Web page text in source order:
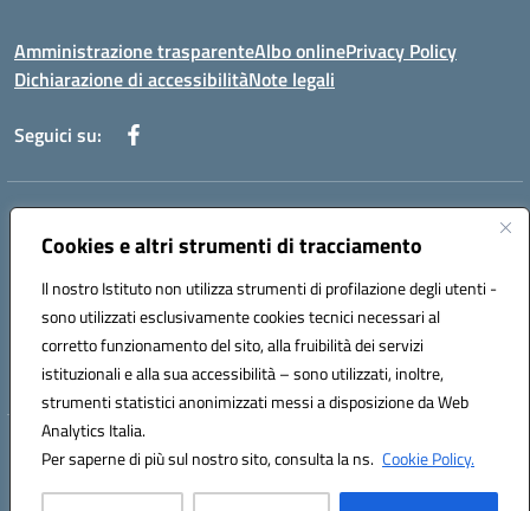
Cookies e altri strumenti di tracciamento
Il nostro Istituto non utilizza strumenti di profilazione degli utenti -
sono utilizzati esclusivamente cookies tecnici necessari al
corretto funzionamento del sito, alla fruibilità dei servizi
istituzionali e alla sua accessibilità – sono utilizzati, inoltre,
strumenti statistici anonimizzati messi a disposizione da Web
Analytics Italia.
Per saperne di più sul nostro sito, consulta la ns. Cookie Policy.
Amministrazione trasparenteAlbo onlinePrivacy Policy
Dichiarazione di accessibilitàNote legali
Seguici su:
Indirizzo:
Centralino:089868360 Email:saic857007@istruzione.it
Codice fiscale: 80025860653
Codice meccanografico:
SAIC857007
Codice Indice delle Pubbliche Amministrazioni (IPA): istsc_saic857007
Hosting & Powered by 3D Solution S.r.l.
Concept & Design by Designers Italia